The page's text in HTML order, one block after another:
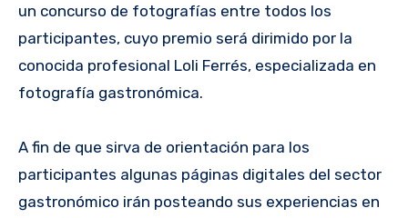
un concurso de fotografías entre todos los
participantes, cuyo premio será dirimido por la
conocida profesional Loli Ferrés, especializada en
fotografía gastronómica.
A fin de que sirva de orientación para los
participantes algunas páginas digitales del sector
gastronómico irán posteando sus experiencias en